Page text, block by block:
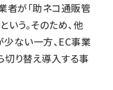
者が「助ネコ通販管
いう。そのため、他
ない一方、EC事業
切り替え導入する事